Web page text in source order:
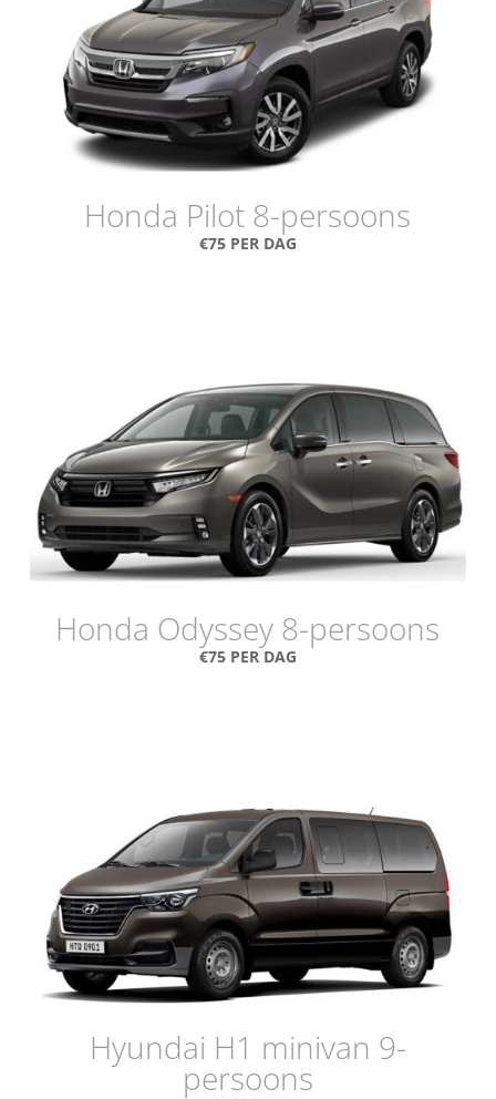
Honda Pilot 8-persoons
€75 PER DAG
Honda Odyssey 8-persoons
€75 PER DAG
Hyundai H1 minivan 9-
persoons